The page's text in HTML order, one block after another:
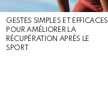
GESTES SIMPLES ET EFFICACES
POUR AMÉLIORER LA
RÉCUPÉRATION APRÈS LE
SPORT